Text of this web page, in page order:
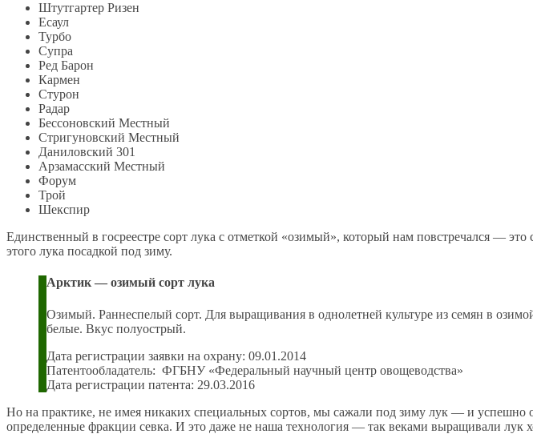
Штутгартер Ризен
Есаул
Турбо
Супра
Ред Барон
Кармен
Стурон
Радар
Бессоновский Местный
Стригуновский Местный
Даниловский 301
Арзамасский Местный
Форум
Трой
Шекс­пир
Единственный в госреестре сорт лука с отметкой «озимый», который нам повстречался —
этого лука посадкой под зиму.
Арктик — озимый сорт лука
Озимый. Раннеспелый сорт. Для выращивания в однолетней культуре из семян в
белые. Вкус полуострый.
Дата регистрации заявки на охрану: 09.01.2014
Патентообладатель: ФГБНУ «Федеральный научный центр овощеводства»
Дата регистрации патента: 29.03.2016
Но на практике, не имея никаких специальных сортов, мы сажали под зиму лук — и
определенные фракции севка. И это даже не наша технология — так веками выращивали лук